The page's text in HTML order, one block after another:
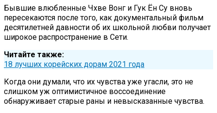
Бывшие влюбленные Чхве Вонг и Гук Ён Су вновь
пересекаются после того, как документальный фильм
десятилетней давности об их школьной любви получает
широкое распространение в Сети.
Читайте также:
18 лучших корейских дорам 2021 года
Когда они думали, что их чувства уже угасли, это не
слишком уж оптимистичное воссоединение
обнаруживает старые раны и невысказанные чувства.